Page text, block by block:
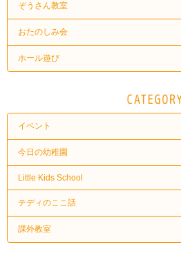
ぞうさん教室
おたのしみ会
ホール遊び
イベント
今日の幼稚園
Little Kids School
テディのここ話
課外教室